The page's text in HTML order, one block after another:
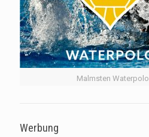
Malmsten Waterpolo
Werbung